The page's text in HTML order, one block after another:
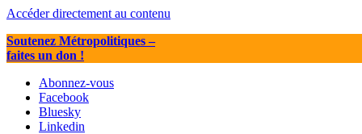
Accéder directement au contenu
Soutenez Métropolitiques–
faites un don !
Abonnez-vous
Facebook
Bluesky
Linkedin